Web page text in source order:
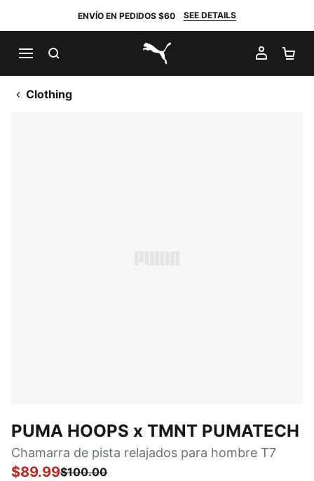
ENVÍO EN PEDIDOS $60 SEE DETAILS
PUMA.com
MI
Clothing
PUMA HOOPS x TMNT PUMATECH
Chamarra de pista relajados para hombre T7
$89.99$100.00